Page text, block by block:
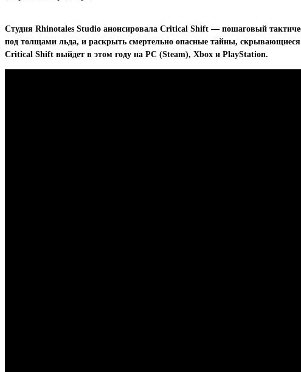
Студия Rhinotales Studio анонсировала Critical Shift — пошаговый
под толщами льда, и раскрыть смертельно опасные тайны,
Critical Shift выйдет в этом году на PC (Steam), Xbox и PlayStation.